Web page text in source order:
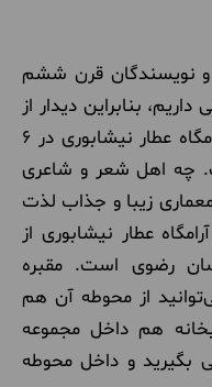
و نویسندگان قرن ششم
بنابراین دیدار از
مقبره وی خالی از لطف نیست. آرامگاه عطار نیشابوری در ۶
چه اهل شعر و شاعری
زیبا و جذاب لذت
عطار نیشابوری از
رضوی است. مقبره
از محوطه آن هم
هم داخل مجموعه
بگیرید و داخل محوطه